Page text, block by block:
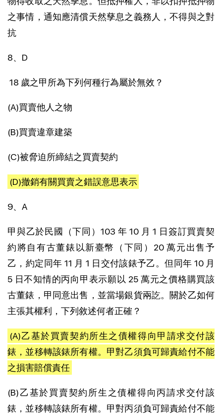
之事情，通知應清償天然孳息之義務人，不得與之對
抗
8、D
18 歲之甲所為下列何種行為屬於無效？
(A)買賣他人之物
(B)買賣違章建築
(C)被脅迫所締結之買賣契約
(D)撤銷有關買賣之錯誤意思表示
9、A
甲與乙於民國（下同）103 年 10 月 1 日簽訂買賣契
約將自有古董錶以新臺幣（下同）20 萬元出售予
乙，約定同年 11 月 1 日交付該錶予乙。但同年 10 月
5 日不知情的丙向甲表示願以 25 萬元之價格購買該
古董錶，甲同意出售，並當場銀貨兩訖。關於乙如何
主張其權利，下列敘述何者正確？
(A)乙基於買賣契約所生之債權得向甲請求交付該
錶，並移轉該錶所有權。甲對乙須負可歸責給付不能
之損害賠償責任
(B)乙基於買賣契約所生之債權得向丙請求交付該
錶，並移轉該錶所有權。甲對丙須負可歸責給付不能